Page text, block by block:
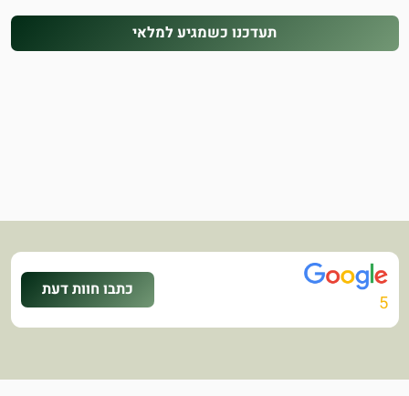
תעדכנו כשמגיע למלאי
5
כתבו חוות דעת